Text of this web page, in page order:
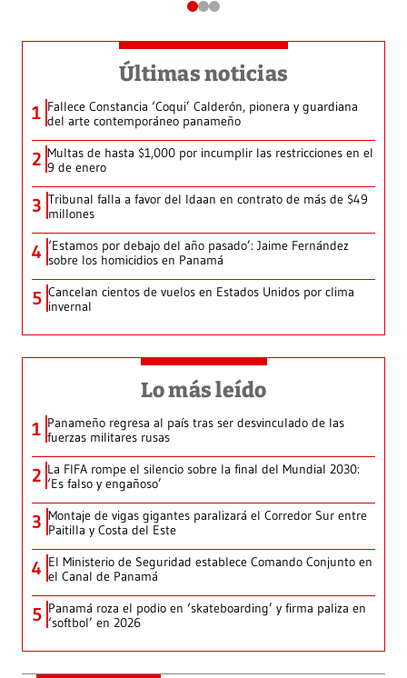
Últimas noticias
1 Fallece Constancia ‘Coqui’ Calderón, pionera y guardiana
del arte contemporáneo panameño
2 Multas de hasta $1,000 por incumplir las restricciones en el
9 de enero
3 Tribunal falla a favor del Idaan en contrato de más de $49
millones
4 ‘Estamos por debajo del año pasado’: Jaime Fernández
sobre los homicidios en Panamá
5 Cancelan cientos de vuelos en Estados Unidos por clima
invernal
Lo más leído
1 Panameño regresa al país tras ser desvinculado de las
fuerzas militares rusas
2 La FIFA rompe el silencio sobre la final del Mundial 2030:
‘Es falso y engañoso’
3 Montaje de vigas gigantes paralizará el Corredor Sur entre
Paitilla y Costa del Este
4 El Ministerio de Seguridad establece Comando Conjunto en
el Canal de Panamá
5 Panamá roza el podio en ‘skateboarding’ y firma paliza en
‘softbol’ en 2026